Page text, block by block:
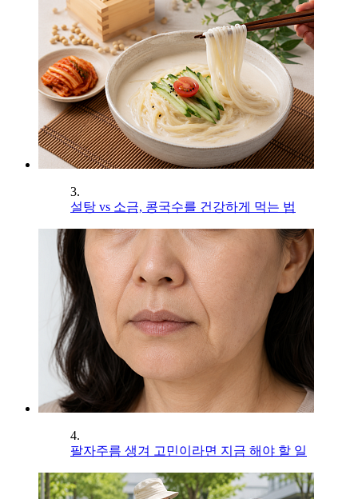
3.
설탕 vs 소금, 콩국수를 건강하게 먹는 법
4.
팔자주름 생겨 고민이라면 지금 해야 할 일